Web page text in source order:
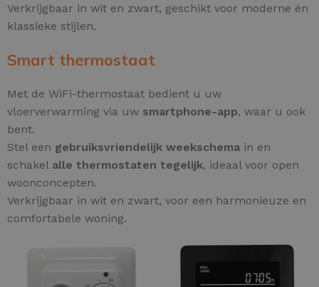
Verkrijgbaar in wit en zwart, geschikt voor moderne én
klassieke stijlen.
Smart thermostaat
Met de WiFi-thermostaat bedient u uw
vloerverwarming via uw smartphone-app, waar u ook
bent.
Stel een gebruiksvriendelijk weekschema in en
schakel alle thermostaten tegelijk, ideaal voor open
woonconcepten.
Verkrijgbaar in wit en zwart, voor een harmonieuze en
comfortabele woning.